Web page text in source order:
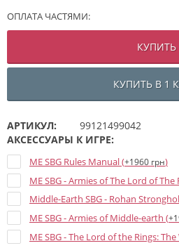
ОПЛАТА ЧАСТЯМИ:
КУПИТЬ
КУПИТЬ В 1
АРТИКУЛ:
99121499042
АКСЕССУАРЫ К ИГРЕ:
ME SBG Rules Manual (+1960 грн)
ME SBG - Armies of The Lord of The
Middle-Earth SBG - Rohan
ME SBG - Armies of Middle-earth (
ME SBG - The Lord of the Rings: